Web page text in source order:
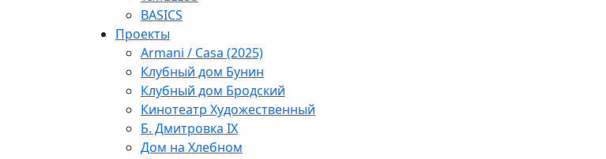
BASICS
Проекты
Armani / Casa (2025)
Клубный дом Бунин
Клубный дом Бродский
Кинотеатр Художественный
Б. Дмитровка IX
Дом на Хлебном